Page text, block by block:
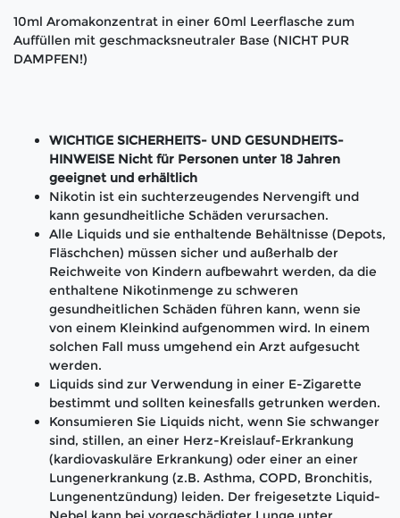
10ml Aromakonzentrat in einer 60ml Leerflasche zum
Auffüllen mit geschmacksneutraler Base (NICHT PUR
DAMPFEN!)
WICHTIGE SICHERHEITS- UND GESUNDHEITS-
HINWEISE Nicht für Personen unter 18 Jahren
geeignet und erhältlich
Nikotin ist ein suchterzeugendes Nervengift und
kann gesundheitliche Schäden verursachen.
Alle Liquids und sie enthaltende Behältnisse (Depots,
Fläschchen) müssen sicher und außerhalb der
Reichweite von Kindern aufbewahrt werden, da die
enthaltene Nikotinmenge zu schweren
gesundheitlichen Schäden führen kann, wenn sie
von einem Kleinkind aufgenommen wird. In einem
solchen Fall muss umgehend ein Arzt aufgesucht
werden.
Liquids sind zur Verwendung in einer E-Zigarette
bestimmt und sollten keinesfalls getrunken werden.
Konsumieren Sie Liquids nicht, wenn Sie schwanger
sind, stillen, an einer Herz-Kreislauf-Erkrankung
(kardiovaskuläre Erkrankung) oder einer an einer
Lungenerkrankung (z.B. Asthma, COPD, Bronchitis,
Lungenentzündung) leiden. Der freigesetzte Liquid-